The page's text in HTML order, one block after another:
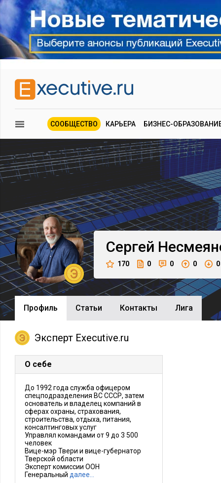
СООБЩЕСТВО КАРЬЕРА БИЗНЕС-
Сергей
170 0 0 0 0
Профиль Cтатьи Контакты Лига
Эксперт Executive.ru
О себе
До 1992 года служба офицером
спецподразделения ВС СССР, затем
основатель и владелец компаний в
сферах охраны, страхования,
строительства, отдыха, питания,
консалтинговых услуг
Управлял командами от 9 до 3 500
человек
Вице-мэр Твери и вице-губернатор
Тверской области
Эксперт комиссии ООН
Генеральный далее…